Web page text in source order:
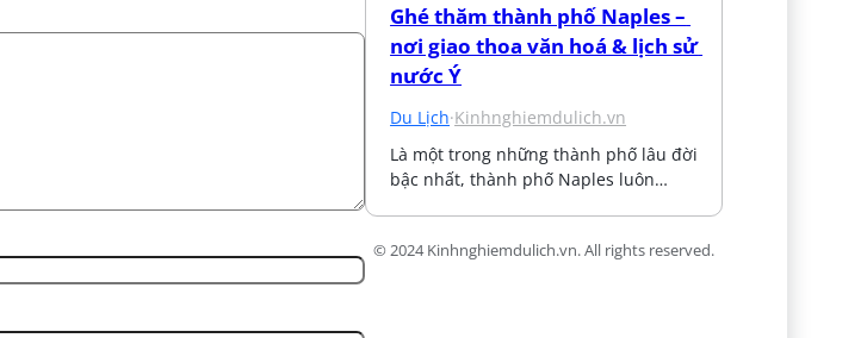
Ghé thăm thành phố Naples –
nơi giao thoa văn hoá & lịch sử
nước Ý
Du Lịch·Kinhnghiemdulich.vn
Là một trong những thành phố lâu đời
bậc nhất, thành phố Naples luôn…
© 2024 Kinhnghiemdulich.vn. All rights reserved.